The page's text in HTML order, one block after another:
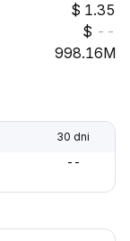
1.35
--
998.16M
30 dni
--